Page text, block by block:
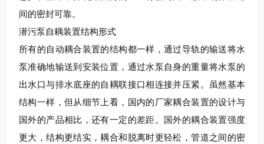
间的密封可靠。
潜污泵自耦装置结构形式
所有的自动耦合装置的结构都一样，通过导轨的输送将水
泵准确地输送到安装位置，通过水泵自身的重量将水泵的
出水口与排水底座的自耦联接口相连接并压紧。虽然基本
结构一样，但从细节上看，国内的厂家耦合装置的设计与
国外的产品相比，还有一定的差距。国外的耦合装置强度
更大，结构更结实，耦合和脱离时更轻松，管道之间的密